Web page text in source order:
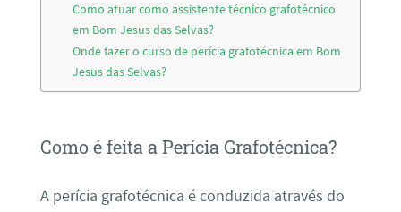
Como atuar como assistente técnico grafotécnico
em Bom Jesus das Selvas?
Onde fazer o curso de perícia grafotécnica em Bom
Jesus das Selvas?
Como é feita a Perícia Grafotécnica?
A perícia grafotécnica é conduzida através do